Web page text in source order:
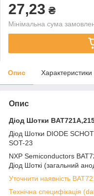
27,23 ₴
Мінімальна сума
Опис Характеристики
Опис
Діод Шотки
Діод Шотки DIODE
SOT-23
NXP Semiconductors
Діод Шоткі (загальний
Уточнити наявність
Технічна специфікація